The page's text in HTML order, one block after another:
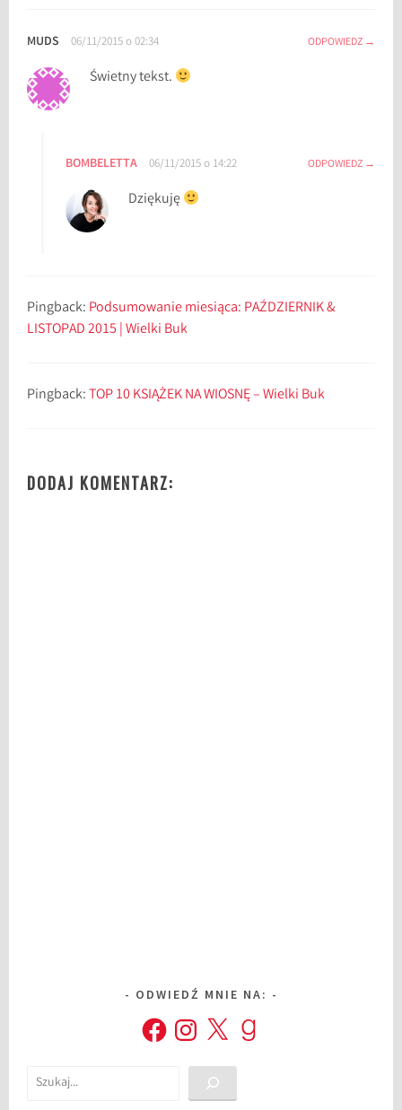
MUDS 06/11/2015 o 02:34 ODPOWIEDZ
Świetny tekst.
BOMBELETTA 06/11/2015 o 14:22 ODPOWIEDZ
Dziękuję
Pingback: Podsumowanie miesiąca: PAŹDZIERNIK &
LISTOPAD 2015 | Wielki Buk
Pingback:TOP 10 KSIĄŻEK NA WIOSNĘ – Wielki Buk
DODAJ KOMENTARZ:
ODWIEDŹ MNIE NA:
FacebookInstagram
X Goodreads
Szukaj